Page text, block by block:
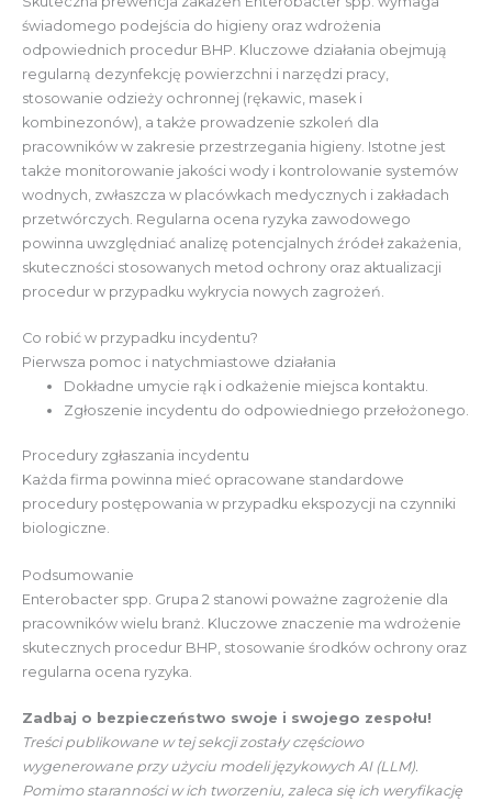
świadomego podejścia do higieny oraz wdrożenia
odpowiednich procedur BHP. Kluczowe działania obejmują
regularną dezynfekcję powierzchni i narzędzi pracy,
stosowanie odzieży ochronnej (rękawic, masek i
kombinezonów), a także prowadzenie szkoleń dla
pracowników w zakresie przestrzegania higieny. Istotne jest
także monitorowanie jakości wody i kontrolowanie systemów
wodnych, zwłaszcza w placówkach medycznych i zakładach
przetwórczych. Regularna ocena ryzyka zawodowego
powinna uwzględniać analizę potencjalnych źródeł zakażenia,
skuteczności stosowanych metod ochrony oraz aktualizacji
procedur w przypadku wykrycia nowych zagrożeń.
Co robić w przypadku incydentu?
Pierwsza pomoc i natychmiastowe działania
Dokładne umycie rąk i odkażenie miejsca kontaktu.
Zgłoszenie incydentu do odpowiedniego przełożonego.
Procedury zgłaszania incydentu
Każda firma powinna mieć opracowane standardowe
procedury postępowania w przypadku ekspozycji na czynniki
biologiczne.
Podsumowanie
Enterobacter spp. Grupa 2 stanowi poważne zagrożenie dla
pracowników wielu branż. Kluczowe znaczenie ma wdrożenie
skutecznych procedur BHP, stosowanie środków ochrony oraz
regularna ocena ryzyka.
Zadbaj o bezpieczeństwo swoje i swojego zespołu!
Treści publikowane w tej sekcji zostały częściowo
wygenerowane przy użyciu modeli językowych AI (LLM).
Pomimo staranności w ich tworzeniu, zaleca się ich weryfikację